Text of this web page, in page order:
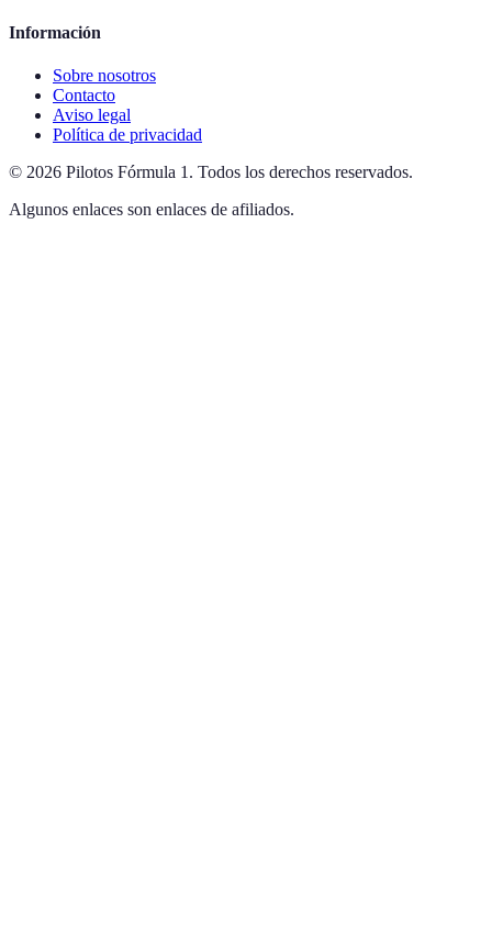
Información
Sobre nosotros
Contacto
Aviso legal
Política de privacidad
© 2026 Pilotos Fórmula 1 . Todos los derechos reservados.
Algunos enlaces son enlaces de afiliados.